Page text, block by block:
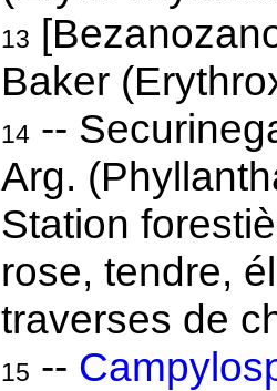
13
Baker
14--
Arg.
Station
rose, tendre,
traverses de
15 --